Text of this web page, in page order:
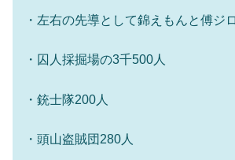
・左右の先導として錦えもんと傅ジ
・囚人採掘場の3千500人
・銃士隊200人
・頭山盗賊団280人